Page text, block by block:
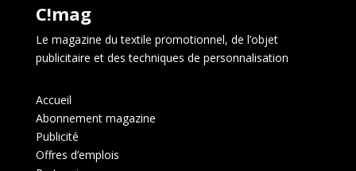
C!mag
Le magazine du textile promotionnel, de l’objet
publicitaire et des techniques de personnalisation
Accueil
Abonnement magazine
Publicité
Offres d’emplois